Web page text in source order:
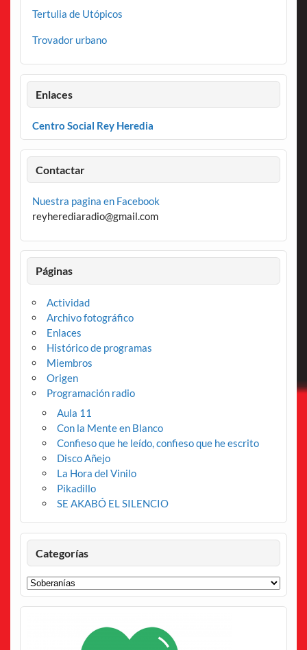
Tertulia de Utópicos
Trovador urbano
Enlaces
Centro Social Rey Heredia
Contactar
Nuestra pagina en Facebook
reyherediaradio@gmail.com
Páginas
Actividad
Archivo fotográfico
Enlaces
Histórico de programas
Miembros
Origen
Programación radio
Aula 11
Con la Mente en Blanco
Confieso que he leído, confieso que he escrito
Disco Añejo
La Hora del Vinilo
Pikadillo
SE AKABÓ EL SILENCIO
Categorías
Categorías